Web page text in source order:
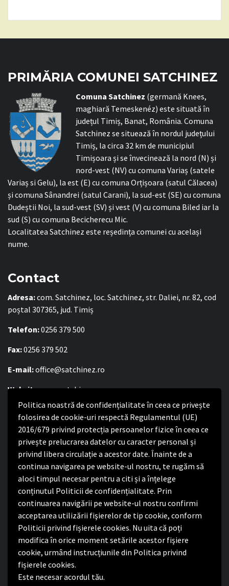
Politica noastră de confidențialitate în ceea ce privește
folosirea de cookie-uri respectă Regulamentul (UE)
2016/679 privind protecția persoanelor fizice în ceea ce
privește prelucrarea datelor cu caracter personal și
privind libera circulație a acestor date. Înainte de a
continua navigarea pe website-ul nostru, te rugăm să
aloci timpul necesar pentru a citi și a înțelege
conținutul Politicii de confidențialitate. Prin
continuarea navigării pe website-ul nostru confirmi
acceptarea utilizării fişierelor de tip cookie, conform
Politicii privind fișierele cookies. Nu uita că poți
modifica în orice moment setările acestor fişiere
cookie, urmând instrucțiunile din Politica privind
fișierele cookies.
Este necesar acordul tău.
PRIMĂRIA COMUNEI SATCHINEZ
Comuna Satchinez (germană Knees,
maghiară Temeskenéz) este situată în
județul Timiș, Banat, România. Comuna
Satchinez se situează în nordul județului
Timiș, la circa 32 km de municipiul
Timișoara și se învecinează la nord (N) și
nord-vest (NV) cu comuna Variaș (satele
Variaș si Gelu), la est (E) cu comuna Orțișoara (satul Călacea)
și comuna Sânandrei (satul Carani), la sud-est (SE) cu comuna
Dudeștii Noi, la sud-vest (SV) și vest (V) cu comuna Biled iar la
sud (S) cu comuna Becicherecu Mic.
Localitatea Satchinez este reședința comunei cu același
nume.
Contact
Adresa:com. Satchinez, loc. Satchinez, str. Daliei, nr. 82, cod
poștal 307365, jud. Timiș
Telefon:0256 379 500
Fax:0256 379 502
E-mail:office@satchinez.ro
Website:www.satchinez.ro
Program cu publicul:
Luni – Joi:8:00-16:30
Vineri:8:00 – 14:00
Politica de confidențialitate
Politica de confidențialitate
Nota de informare privind implementarea Regulamentului
(UE) 2016/679
Termeni și condiții de utilizare website